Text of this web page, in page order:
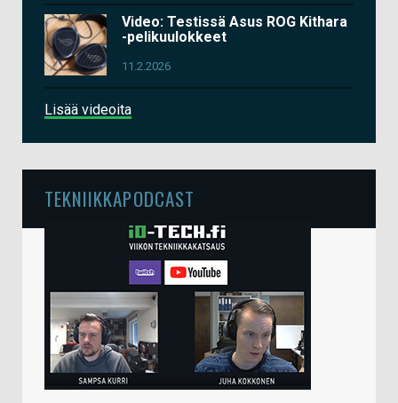
Video: Testissä Asus ROG Kithara
-pelikuulokkeet
11.2.2026
Lisää videoita
TEKNIIKKAPODCAST